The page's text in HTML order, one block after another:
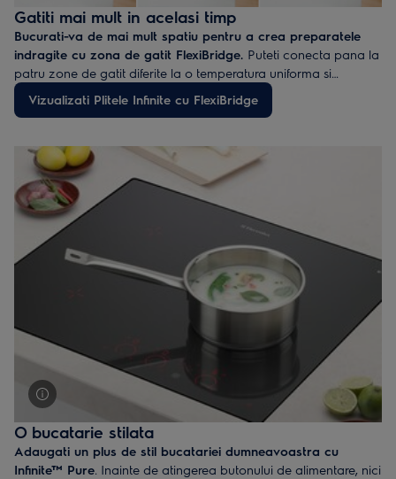
Gatiti mai mult in acelasi timp
Bucurati-va de mai mult spatiu pentru a crea preparatele
indragite cu zona de gatit FlexiBridge. Puteti conecta pana la
patru zone de gatit diferite la o temperatura uniforma si
constanta, reusind astfel sa gatiti pentru toata familia sau pentru
grupul dumneavoastra de prieteni.
Vizualizati Plitele Infinite cu FlexiBridge
O bucatarie stilata
Adaugati un plus de stil bucatariei dumneavoastra cu
Infinite™ Pure. Inainte de atingerea butonului de alimentare, nici